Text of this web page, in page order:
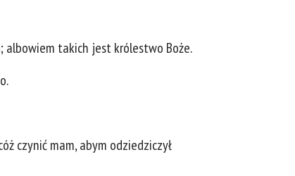
albowiem takich jest królestwo Boże.
czynić mam, abym odziedziczył